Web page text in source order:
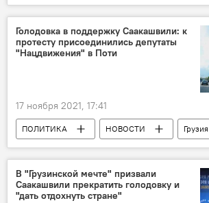
Коронавирус COVID-19
Голодовка в поддержку Саакашвили: к
протесту присоединились депутаты
"Нацдвижения" в Поти
17 ноября 2021, 17:41
ПОЛИТИКА НОВОСТИ
Грузия
Михаил Саакашвили
Единое национальное движение
Возвращение и арест Саакашвили
В "Грузинской мечте" призвали
Саакашвили прекратить голодовку и
"дать отдохнуть стране"